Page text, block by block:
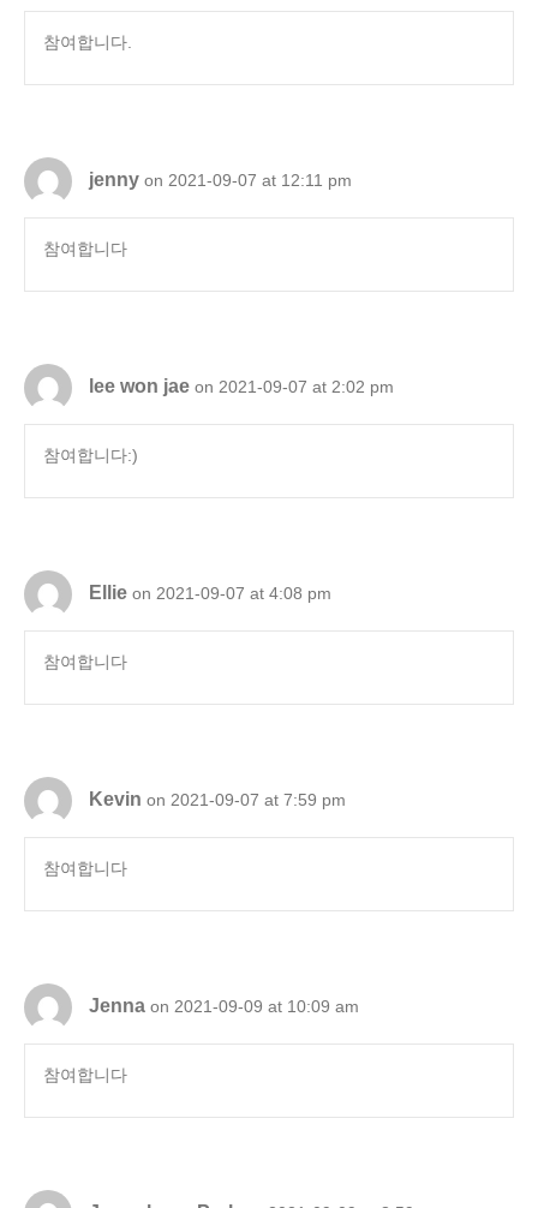
참여합니다.
jenny on 2021-09-07 at 12:11 pm
참여합니다
lee won jae on 2021-09-07 at 2:02 pm
참여합니다:)
Ellie on 2021-09-07 at 4:08 pm
참여합니다
Kevin on 2021-09-07 at 7:59 pm
참여합니다
Jenna on 2021-09-09 at 10:09 am
참여합니다